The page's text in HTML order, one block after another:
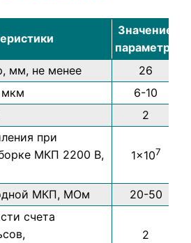
Значение
параметра
мм, не менее
26
мкм
6-10
2
при
МКП 2200 В,
1×107
МКП, МОм
20-50
счета
2